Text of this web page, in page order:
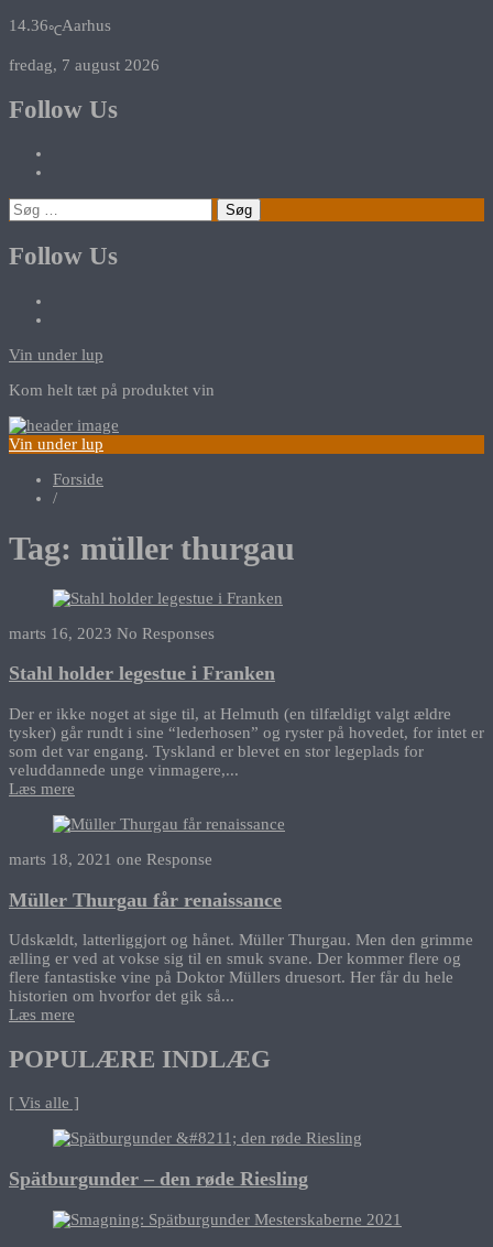
14.36℃Aarhus
fredag, 7 august 2026
Follow Us
Søg
efter:
Follow Us
Vin under lup
Kom helt tæt på produktet vin
Vin under lup
Forside
/
Tag: müller thurgau
marts 16, 2023 No Responses
Stahl holder legestue i Franken
Der er ikke noget at sige til, at Helmuth (en tilfældigt valgt ældre
tysker) går rundt i sine “lederhosen” og ryster på hovedet, for intet er
som det var engang. Tyskland er blevet en stor legeplads for
veluddannede unge vinmagere,...
Læs mere
marts 18, 2021 one Response
Müller Thurgau får renaissance
Udskældt, latterliggjort og hånet. Müller Thurgau. Men den grimme
ælling er ved at vokse sig til en smuk svane. Der kommer flere og
flere fantastiske vine på Doktor Müllers druesort. Her får du hele
historien om hvorfor det gik så...
Læs mere
POPULÆRE INDLÆG
[ Vis alle ]
Spätburgunder – den røde Riesling